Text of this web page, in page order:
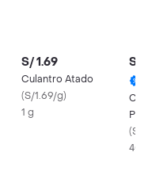
S/ 1.69
Culantro Atado
(S/1.69/g)
1 g
S/
(S/